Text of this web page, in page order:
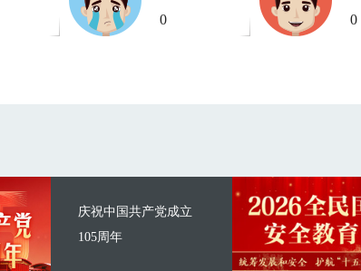
0 0
庆祝中国共产党成立
105周年